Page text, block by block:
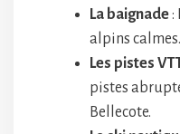
La baignade:
alpins calmes.
Les pistes
pistes
Bellecote.